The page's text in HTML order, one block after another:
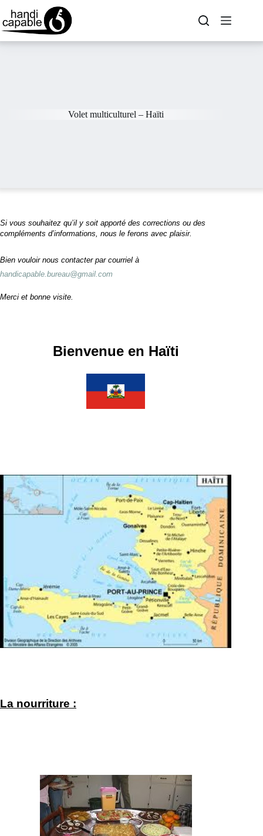
Volet multiculturel – Haïti
Si vous souhaitez qu’il y soit apporté des corrections ou des
compléments d’informations, nous le ferons avec plaisir.
Bien vouloir nous contacter par courriel à
handicapable.bureau@gmail.com
Merci et bonne visite.
Bienvenue en Haïti
La nourriture :